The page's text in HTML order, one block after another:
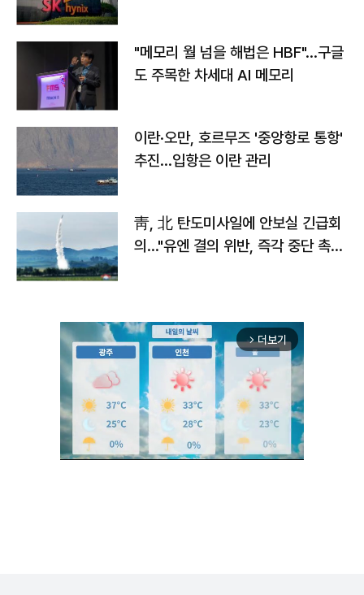
"메모리 월 넘을 해법은 HBF"…구글
도 주목한 차세대 AI 메모리
이란·오만, 호르무즈 '중앙항로 통항'
추진…입항은 이란 관리
靑, 北 탄도미사일에 안보실 긴급회
의…"유엔 결의 위반, 즉각 중단 촉
arrow_forward_ios 더보기